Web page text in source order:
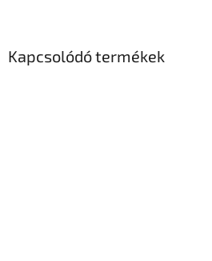
Kapcsolódó termékek